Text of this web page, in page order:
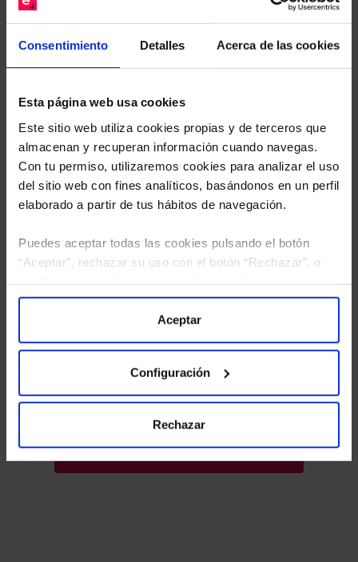
Consentimiento Detalles Acerca de las cookies
Esta página web usa cookies
Este sitio web utiliza cookies propias y de terceros que
almacenan y recuperan información cuando navegas.
Con tu permiso, utilizaremos cookies para analizar el uso
del sitio web con fines analíticos, basándonos en un perfil
elaborado a partir de tus hábitos de navegación.
Puedes aceptar todas las cookies pulsando el botón
“Aceptar”, rechazar su uso con el botón “Rechazar”, o
“Configuración”. Consulta nuestraPolítica
para más información.
Aceptar
Configuración
Rechazar
Descárguese el archivo
e indíquenos los ISINs de
sus Fondos y nuestros expertos le enviarán un
estudio gratuito de sus alternativas de Clases
Limpias con las que podrá ahorrar en sus costes.
He leídola política de privacidady consiento el
tratamiento de mis datos personales.